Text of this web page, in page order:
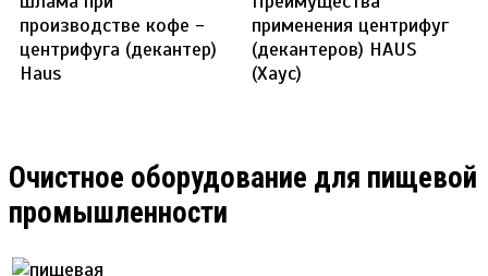
Очистное оборудование для пищевой
промышленности